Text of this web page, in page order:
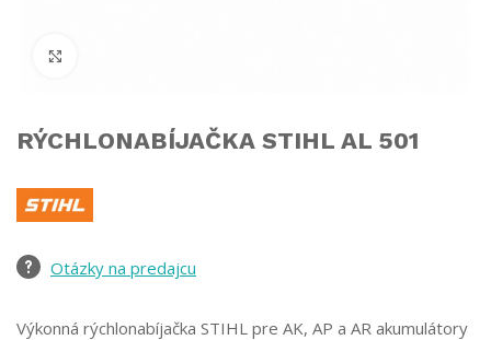
RÝCHLONABÍJAČKA STIHL AL 501
Otázky na predajcu
Výkonná rýchlonabíjačka STIHL pre AK, AP a AR akumulátory